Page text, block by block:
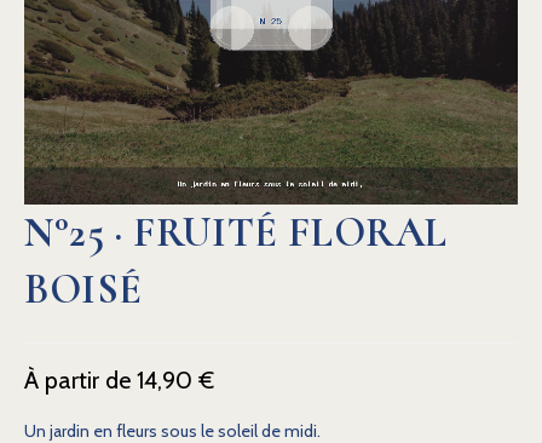
N°25 · FRUITÉ FLORAL
BOISÉ
À partir de 14,90 €
Un jardin en fleurs sous le soleil de midi.